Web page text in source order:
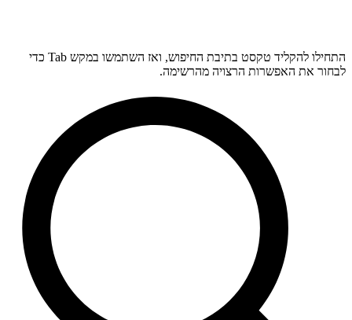
התחילו להקליד טקסט בתיבת החיפוש, ואז השתמשו במקש Tab כדי
לבחור את האפשרות הרצויה מהרשימה.